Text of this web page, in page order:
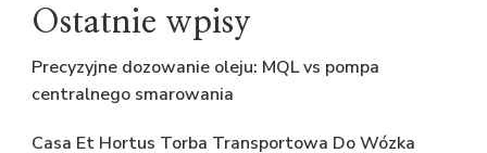
Ostatnie wpisy
Precyzyjne dozowanie oleju: MQL vs pompa
centralnego smarowania
Casa Et Hortus Torba Transportowa Do Wózka